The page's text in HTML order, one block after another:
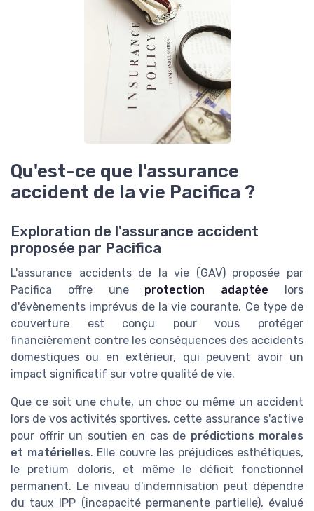
Qu'est-ce que l'assurance
accident de la vie Pacifica ?
Exploration de l'assurance accident
proposée par Pacifica
L'assurance accidents de la vie (GAV) proposée par
Pacifica offre une protection adaptée lors
d'évènements imprévus de la vie courante. Ce type de
couverture est conçu pour vous protéger
financièrement contre les conséquences des accidents
domestiques ou en extérieur, qui peuvent avoir un
impact significatif sur votre qualité de vie.
Que ce soit une chute, un choc ou même un accident
lors de vos activités sportives, cette assurance s'active
pour offrir un soutien en cas de prédictions morales
et matérielles. Elle couvre les préjudices esthétiques,
le pretium doloris, et même le déficit fonctionnel
permanent. Le niveau d'indemnisation peut dépendre
du taux IPP (incapacité permanente partielle), évalué